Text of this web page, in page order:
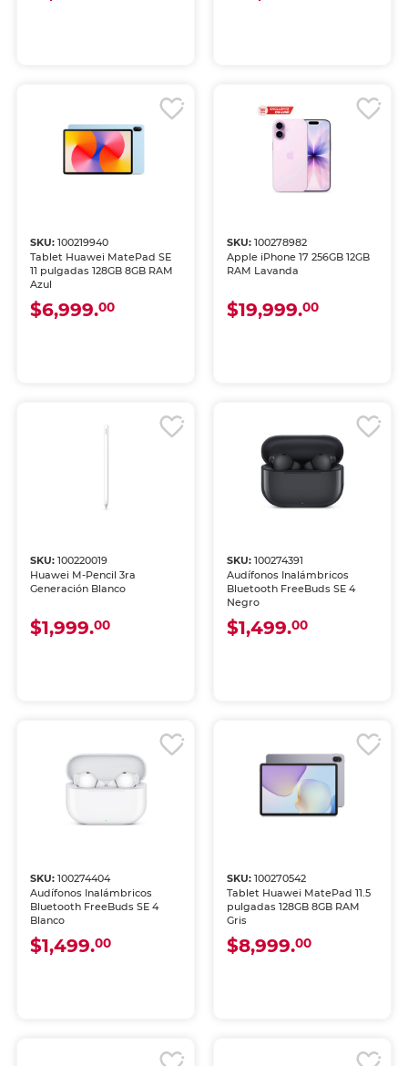
SKU:100219940
Tablet Huawei MatePad SE
11 pulgadas 128GB 8GB RAM
Azul
$6,999.00
SKU: 100278982
Apple iPhone 17 256GB 12GB
RAM Lavanda
$19,999.00
SKU:100220019
Huawei M-Pencil 3ra
Generación Blanco
$1,999.00
SKU: 100274391
Audífonos Inalámbricos
Bluetooth FreeBuds SE 4
Negro
$1,499.00
SKU:100274404
Audífonos Inalámbricos
Bluetooth FreeBuds SE 4
Blanco
$1,499.00
SKU: 100270542
Tablet Huawei MatePad 11.5
pulgadas 128GB 8GB RAM
Gris
$8,999.00